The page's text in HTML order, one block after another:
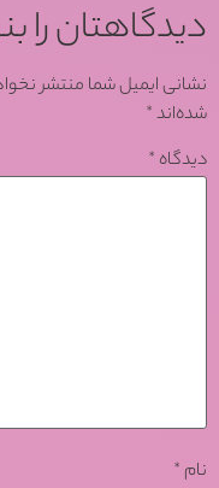
دیدگاهتان را
نشانی ایمیل شما منتشر
شده‌اند*
دیدگاه *
نام *